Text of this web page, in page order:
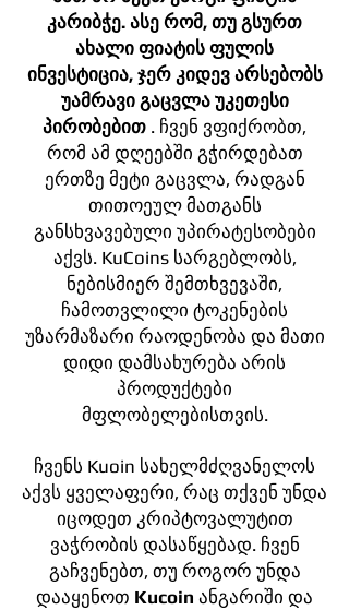
კარიბჭე. ასე რომ, თუ გსურთ
ახალი ფიატის ფულის
ინვესტიცია, ჯერ კიდევ არსებობს
უამრავი გაცვლა უკეთესი
პირობებით . ჩვენ ვფიქრობთ,
რომ ამ დღეებში გჭირდებათ
ერთზე მეტი გაცვლა, რადგან
თითოეულ მათგანს
განსხვავებული უპირატესობები
აქვს. KuCoins სარგებლობს,
ნებისმიერ შემთხვევაში,
ჩამოთვლილი ტოკენების
უზარმაზარი რაოდენობა და მათი
დიდი დამსახურება არის
პროდუქტები
მფლობელებისთვის.
ჩვენს Kuoin სახელმძღვანელოს
აქვს ყველაფერი, რაც თქვენ უნდა
იცოდეთ კრიპტოვალუტით
ვაჭრობის დასაწყებად. ჩვენ
გაჩვენებთ, თუ როგორ უნდა
დააყენოთ Kucoin ანგარიში და